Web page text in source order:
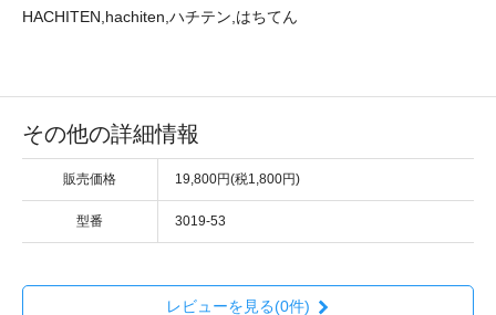
HACHITEN,hachiten,ハチテン,はちてん
その他の詳細情報
販売価格 19,800円(税1,800円)
型番 3019-53
レビューを見る(0件)